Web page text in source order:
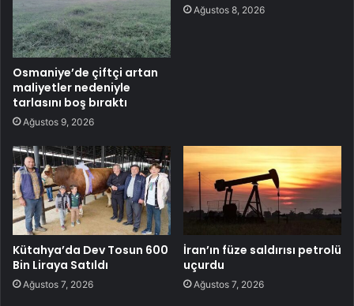
Osmaniye’de çiftçi artan
maliyetler nedeniyle
tarlasını boş bıraktı
Ağustos 9, 2026
Ağustos 8, 2026
Kütahya’da Dev Tosun 600
Bin Liraya Satıldı
Ağustos 7, 2026
İran’ın füze saldırısı petrolü
uçurdu
Ağustos 7, 2026